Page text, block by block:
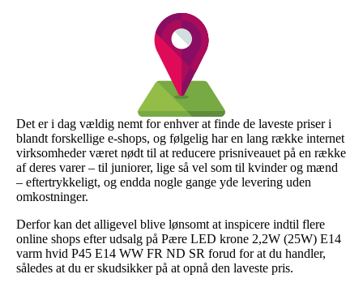
Det er i dag vældig nemt for enhver at finde de laveste priser i
blandt forskellige e-shops, og følgelig har en lang række internet
virksomheder været nødt til at reducere prisniveauet på en række
af deres varer – til juniorer, lige så vel som til kvinder og mænd
– eftertrykkeligt, og endda nogle gange yde levering uden
omkostninger.
Derfor kan det alligevel blive lønsomt at inspicere indtil flere
online shops efter udsalg på Pære LED krone 2,2W (25W) E14
varm hvid P45 E14 WW FR ND SR forud for at du handler,
således at du er skudsikker på at opnå den laveste pris.